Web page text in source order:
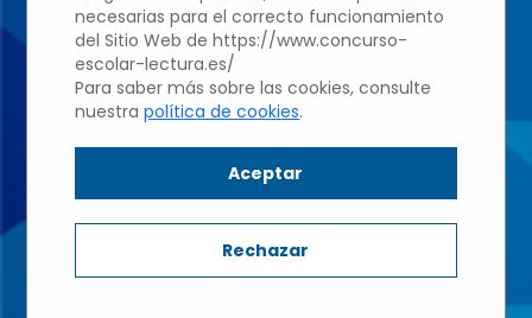
Rodríguez Del
Valle Pindado
Profesor: Concepción Gil
Bayo
1º BACHILLERATO - Aula: Literatura Universal
necesarias para el correcto funcionamiento
del Sitio Web de https://www.concurso-
escolar-lectura.es/
Para saber más sobre las cookies, consulte
nuestrapolítica de cookies.
Aceptar
Rechazar